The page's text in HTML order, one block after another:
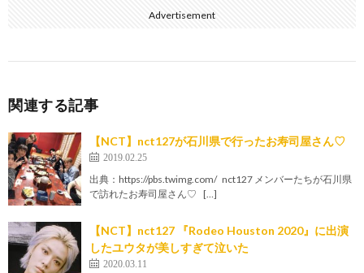
Advertisement
関連する記事
【NCT】nct127が石川県で行ったお寿司屋さん♡
2019.02.25
出典：https://pbs.twimg.com/ nct127 メンバーたちが石川県
で訪れたお寿司屋さん♡ […]
【NCT】nct127 『Rodeo Houston 2020』に出演
したユウタが美しすぎて泣いた
2020.03.11